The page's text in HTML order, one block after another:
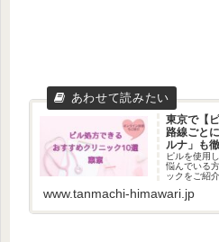
東京で【
路線ごと
ルナ」も
ピルを使用
悩んでいる
ックをご紹
ます。
www.tanmachi-himawari.jp